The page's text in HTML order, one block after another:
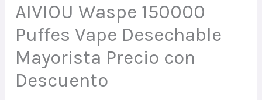
AIVIOU Waspe 150000
Puffes Vape Desechable
Mayorista Precio con
Descuento